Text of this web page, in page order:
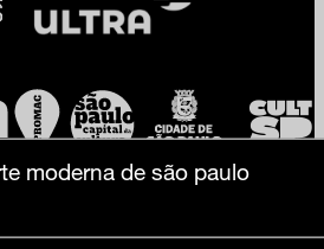
moderna de são paulo